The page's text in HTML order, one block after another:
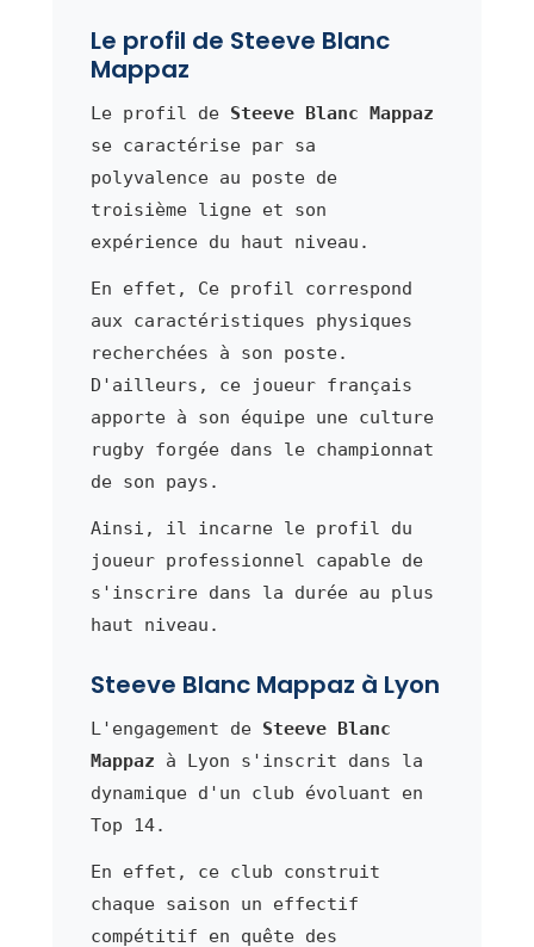
Le profil de Steeve Blanc
Mappaz
Le profil de Steeve Blanc Mappaz
se caractérise par sa
polyvalence au poste de
troisième ligne et son
expérience du haut niveau.
En effet, Ce profil correspond
aux caractéristiques physiques
recherchées à son poste.
D'ailleurs, ce joueur français
apporte à son équipe une culture
rugby forgée dans le championnat
de son pays.
Ainsi, il incarne le profil du
joueur professionnel capable de
s'inscrire dans la durée au plus
haut niveau.
Steeve Blanc Mappaz à Lyon
L'engagement de Steeve Blanc
Mappaz à Lyon s'inscrit dans la
dynamique d'un club évoluant en
Top 14.
En effet, ce club construit
chaque saison un effectif
compétitif en quête des